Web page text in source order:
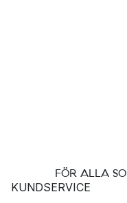
FÖR ALLA
KUNDSERVICE